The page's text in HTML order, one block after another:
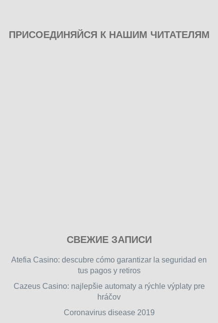
ПРИСОЕДИНЯЙСЯ К НАШИМ ЧИТАТЕЛЯМ
free
games
СВЕЖИЕ ЗАПИСИ
Atefia Casino: descubre cómo garantizar la seguridad en
tus pagos y retiros
Cazeus Casino: najlepšie automaty a rýchle výplaty pre
hráčov
Coronavirus disease 2019